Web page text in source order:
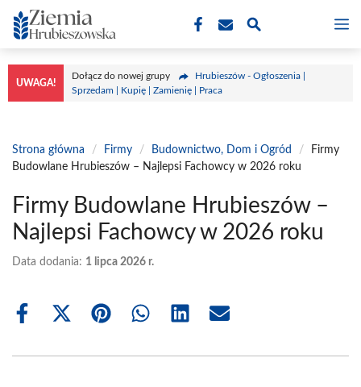
Przejdź
do
treści
UWAGA!
Dołącz do nowej grupy
Hrubieszów - Ogłoszenia |
Sprzedam | Kupię | Zamienię | Praca
Strona główna / Firmy / Budownictwo, Dom i Ogród /
Firmy
Budowlane Hrubieszów – Najlepsi Fachowcy w 2026 roku
Firmy Budowlane Hrubieszów –
Najlepsi Fachowcy w 2026 roku
Data dodania: 1 lipca 2026 r.
Share
Share
(Twitter)
Share Share Share Share